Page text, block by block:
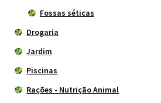
Fossas séticas
Drogaria
Jardim
Piscinas
Rações - Nutrição Animal